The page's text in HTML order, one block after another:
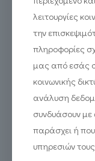
λειτουργίες
την
πληροφορίες
μας από εσάς
κοινωνικής
ανάλυση
συνδυάσουν με
παράσχει ή
υπηρεσιών